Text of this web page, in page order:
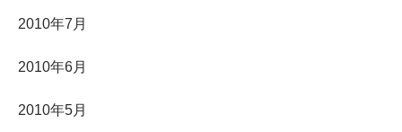
2010年7月
2010年6月
2010年5月